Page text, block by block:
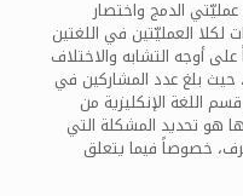
الدمج واختصار
لكلا العمليّتين في اللغتين
على أوجه التشابه والاختلاف
حيث بلغ عدد المشاركين في
اللغة الإنكليزية من
هو تحديد المشكلة التي
خصوصاً فيما يتعلق